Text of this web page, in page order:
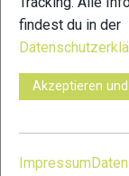
87
findest du in der
Akzeptieren
Impressum